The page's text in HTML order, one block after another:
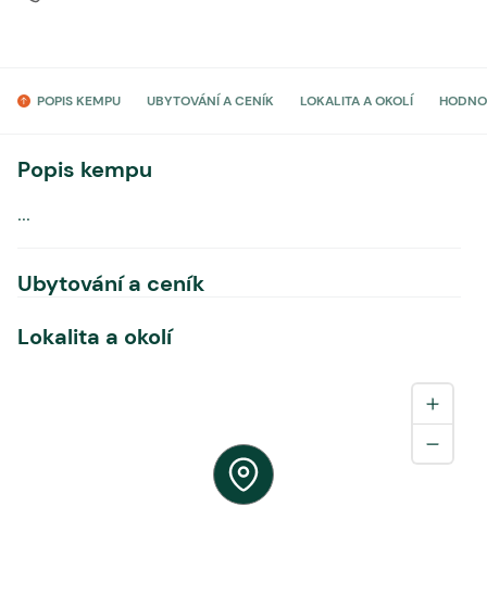
POPIS KEMPU UBYTOVÁNÍ A CENÍK LOKALITA A OKOLÍ
Popis kempu
...
Ubytování a ceník
Lokalita a okolí